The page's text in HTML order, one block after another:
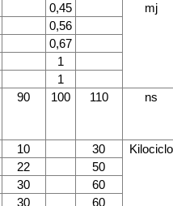
0,45
mj
0,56
0,67
1
1
90 100 110 ns
10 30
Kilociclo
22
50
30
60
30 60